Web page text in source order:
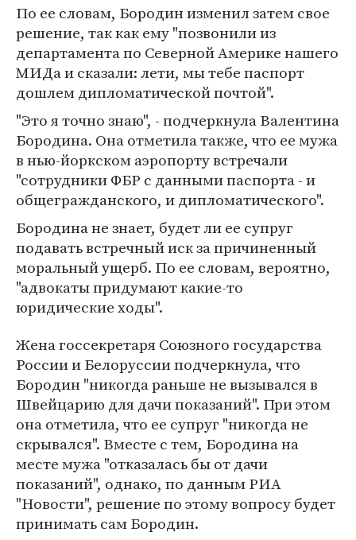
По ее словам, Бородин изменил затем свое
решение, так как ему "позвонили из
департамента по Северной Америке нашего
МИДа и сказали: лети, мы тебе паспорт
дошлем дипломатической почтой".
"Это я точно знаю", - подчеркнула Валентина
Бородина. Она отметила также, что ее мужа
в нью-йоркском аэропорту встречали
"сотрудники ФБР с данными паспорта - и
общегражданского, и дипломатического".
Бородина не знает, будет ли ее супруг
подавать встречный иск за причиненный
моральный ущерб. По ее словам, вероятно,
"адвокаты придумают какие-то
юридические ходы".
Жена госсекретаря Союзного государства
России и Белоруссии подчеркнула, что
Бородин "никогда раньше не вызывался в
Швейцарию для дачи показаний". При этом
она отметила, что ее супруг "никогда не
скрывался". Вместе с тем, Бородина на
месте мужа "отказалась бы от дачи
показаний", однако, по данным РИА
"Новости", решение по этому вопросу будет
принимать сам Бородин.